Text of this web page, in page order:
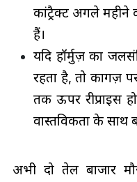
कांट्रैक्ट अगले महीने
हैं।
यदि हॉर्मुज़ का
रहता है, तो कागज़
तक ऊपर रीप्राइस
वास्तविकता के साथ
अभी दो तेल बाजार